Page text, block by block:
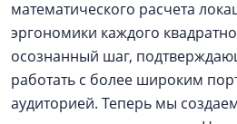
математического расчета
эргономики каждого
осознанный шаг,
работать с более широким
аудиторией. Теперь мы